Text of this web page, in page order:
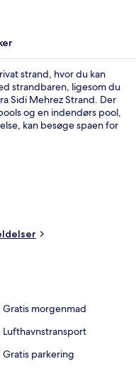
strand, hvor du kan
strandbaren, ligesom du
Sidi Mehrez Strand. Der
og en indendørs pool,
kan besøge spaen for
tæller 2 restauranter, og
en kølig drink. Dette
om stedets hjælpsomme
Gratis morgenmad
Lufthavnstransport
Gratis parkering